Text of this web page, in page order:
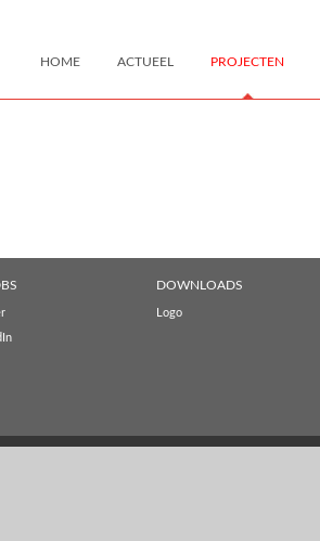
HOME ACTUEEL PROJECTEN
DOWNLOADS
Logo